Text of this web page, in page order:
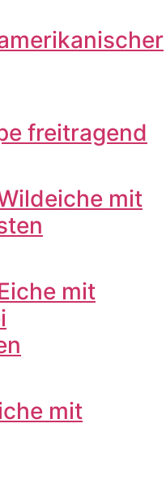
freitragend
mit
mit
mit